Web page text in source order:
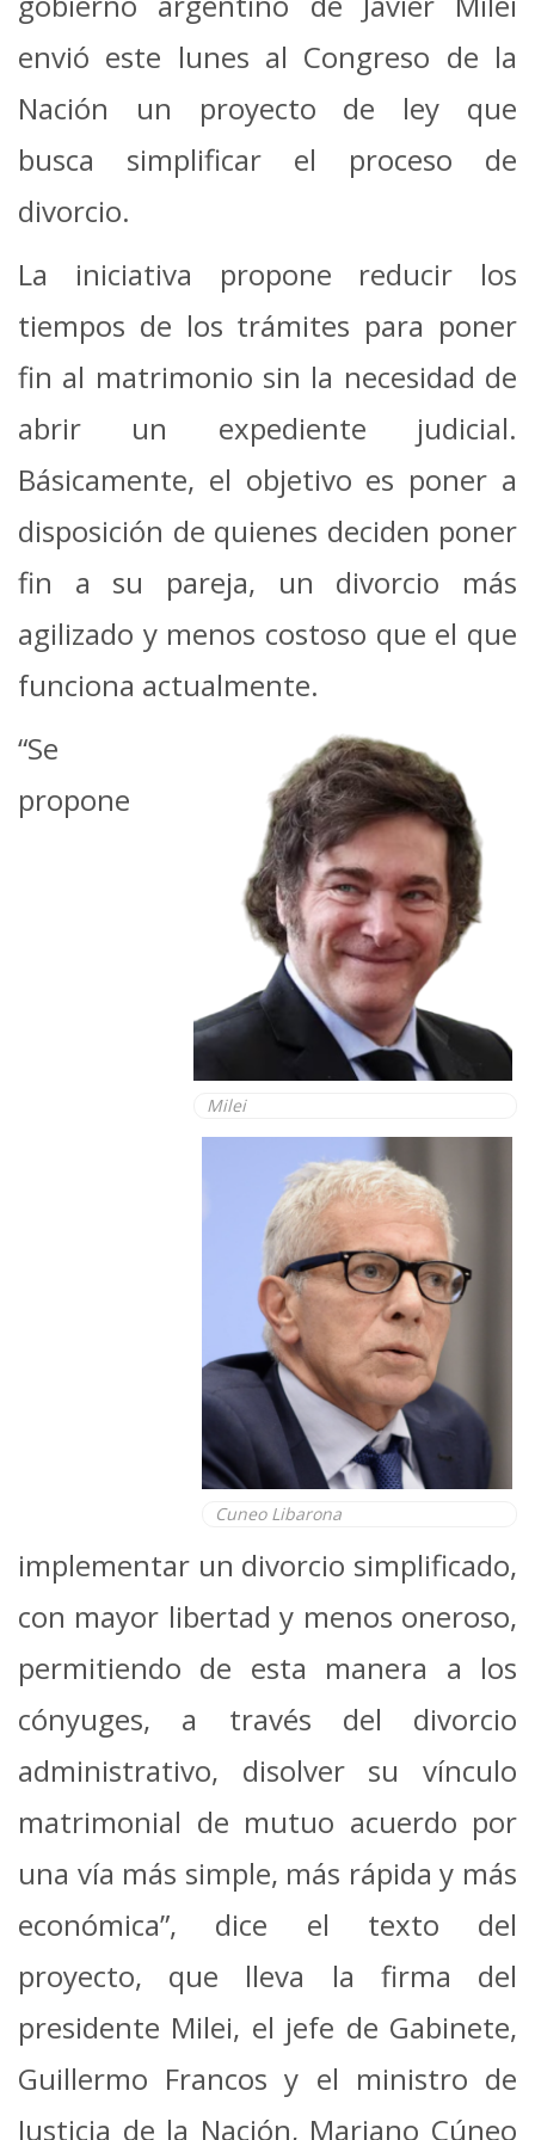
envió este lunes al Congreso de la
Nación un proyecto de ley que
busca simplificar el proceso de
divorcio.
La iniciativa propone reducir los
tiempos de los trámites para poner
fin al matrimonio sin la necesidad de
abrir un expediente judicial.
Básicamente, el objetivo es poner a
disposición de quienes deciden poner
fin a su pareja, un divorcio más
agilizado y menos costoso que el que
funciona actualmente.
Milei
Cuneo Libarona
“Se
propone
implementar un divorcio simplificado,
con mayor libertad y menos oneroso,
permitiendo de esta manera a los
cónyuges, a través del divorcio
administrativo, disolver su vínculo
matrimonial de mutuo acuerdo por
una vía más simple, más rápida y más
económica”, dice el texto del
proyecto, que lleva la firma del
presidente Milei, el jefe de Gabinete,
Guillermo Francos y el ministro de
Justicia de la Nación, Mariano Cúneo